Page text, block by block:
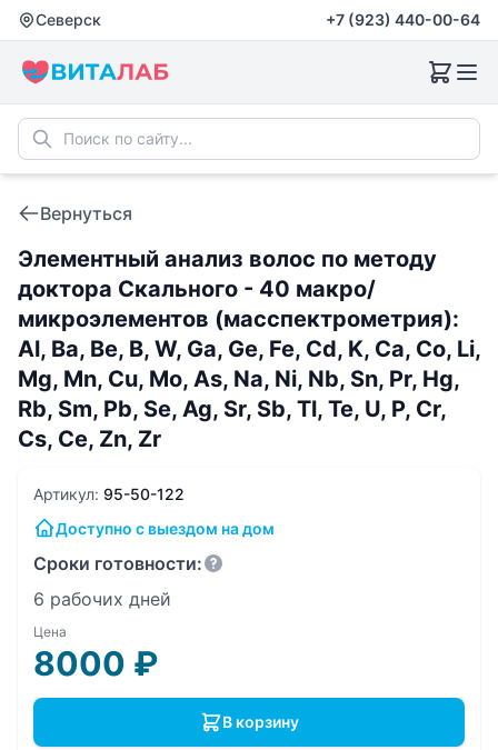
Северск +7 (923) 440-00-64
Вернуться
Элементный анализ волос по методу
доктора Скального - 40 макро/
микроэлементов (масспектрометрия):
Al, Ba, Be, B, W, Ga, Ge, Fe, Cd, K, Ca, Co, Li,
Mg, Mn, Cu, Mo, As, Na, Ni, Nb, Sn, Pr, Hg,
Rb, Sm, Pb, Se, Ag, Sr, Sb, Tl, Te, U, P, Cr,
Cs, Ce, Zn, Zr
Артикул: 95-50-122
Доступно с выездом на дом
Сроки готовности:
6 рабочих дней
Цена
8000 ₽
В корзину